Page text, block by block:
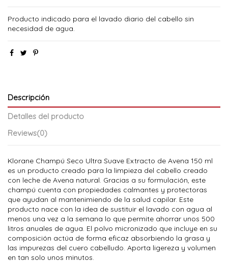
Producto indicado para el lavado diario del cabello sin
necesidad de agua.
Descripción
Detalles del producto
Reviews(0)
Klorane Champú Seco Ultra Suave Extracto de Avena 150 ml
es un producto creado para la limpieza del cabello creado
con leche de Avena natural. Gracias a su formulación, este
champú cuenta con propiedades calmantes y protectoras
que ayudan al mantenimiendo de la salud capilar. Este
producto nace con la idea de sustituir el lavado con agua al
menos una vez a la semana lo que permite ahorrar unos 500
litros anuales de agua. El polvo micronizado que incluye en su
composición actúa de forma eficaz absorbiendo la grasa y
las impurezas del cuero cabelludo. Aporta ligereza y volumen
en tan solo unos minutos.